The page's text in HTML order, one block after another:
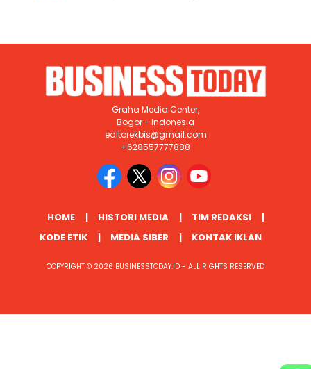
Graha Media Center,
Bogor - Indonesia
editorekbis@gmail.com
+628557777888
HOME HISTORI MEDIA
TIM REDAKSI
KODE ETIK
MEDIA SIBER KONTAK IKLAN
COPYRIGHT © 2026 BUSINESSTODAY.ID - ALL RIGHTS RESERVED